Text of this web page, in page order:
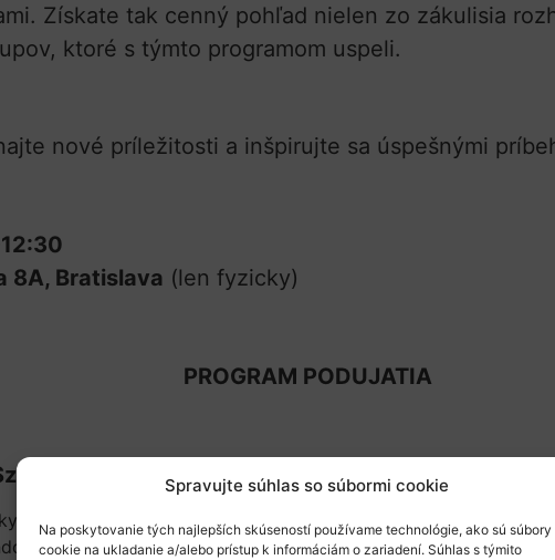
Spravujte súhlas so súbormi cookie
Na poskytovanie tých najlepších skúseností používame technológie, ako sú súbory
cookie na ukladanie a/alebo prístup k informáciám o zariadení. Súhlas s týmito
Získate tak cenný pohľad nielen zo zákulisia
ktoré s týmto programom uspeli.
nové príležitosti a inšpirujte sa úspešnými
8A, Bratislava (len fyzicky)
PROGRAM PODUJATIA
národné kontaktné body pre EIC)
od roku 2025